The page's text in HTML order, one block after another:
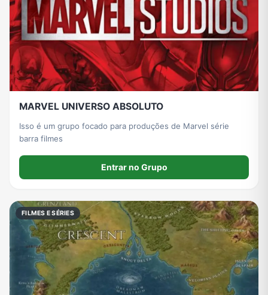
MARVEL UNIVERSO ABSOLUTO
Isso é um grupo focado para produções de Marvel série
barra filmes
Entrar no Grupo
FILMES E SÉRIES